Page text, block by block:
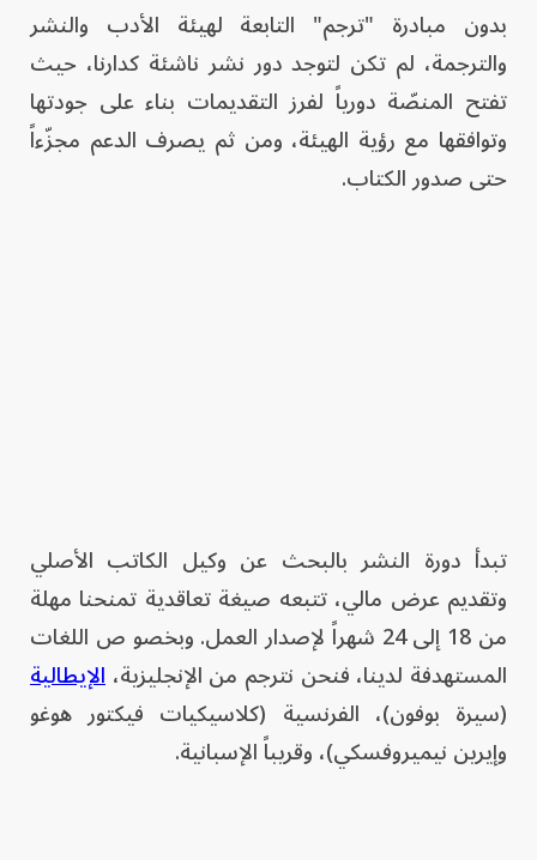
بدون مبادرة "ترجم" التابعة لهيئة الأدب والنشر
والترجمة، لم تكن لتوجد دور نشر ناشئة كدارنا، حيث
تفتح المنصّة دورياً لفرز التقديمات بناء على جودتها
وتوافقها مع رؤية الهيئة، ومن ثم يصرف الدعم مجزّءاً
حتى صدور الكتاب.
تبدأ دورة النشر بالبحث عن وكيل الكاتب الأصلي
وتقديم عرض مالي، تتبعه صيغة تعاقدية تمنحنا مهلة
من 18 إلى 24 شهراً لإصدار العمل. وبخصو ص اللغات
المستهدفة لدينا، فنحن نترجم من الإنجليزية،الإيطالية
(سيرة بوفون)، الفرنسية (كلاسيكيات فيكتور هوغو
وإيرين نيميروفسكي)، وقريباً الإسبانية.